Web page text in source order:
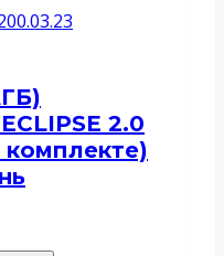
2.0
комплекте)